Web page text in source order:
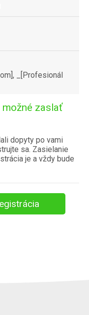
_[Profesionál
možné zaslať
dopyty po vami
sa. Zasielanie
je a vždy bude